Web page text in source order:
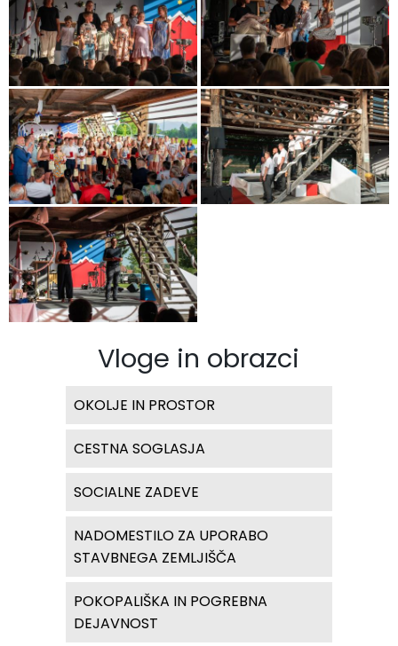
Vloge in obrazci
OKOLJE IN PROSTOR
CESTNA SOGLASJA
SOCIALNE ZADEVE
NADOMESTILO ZA UPORABO
STAVBNEGA ZEMLJIŠČA
POKOPALIŠKA IN POGREBNA
DEJAVNOST